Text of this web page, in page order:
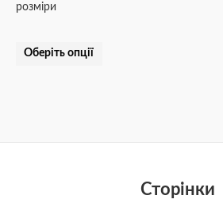
розміри
Оберіть опції
Сторінки